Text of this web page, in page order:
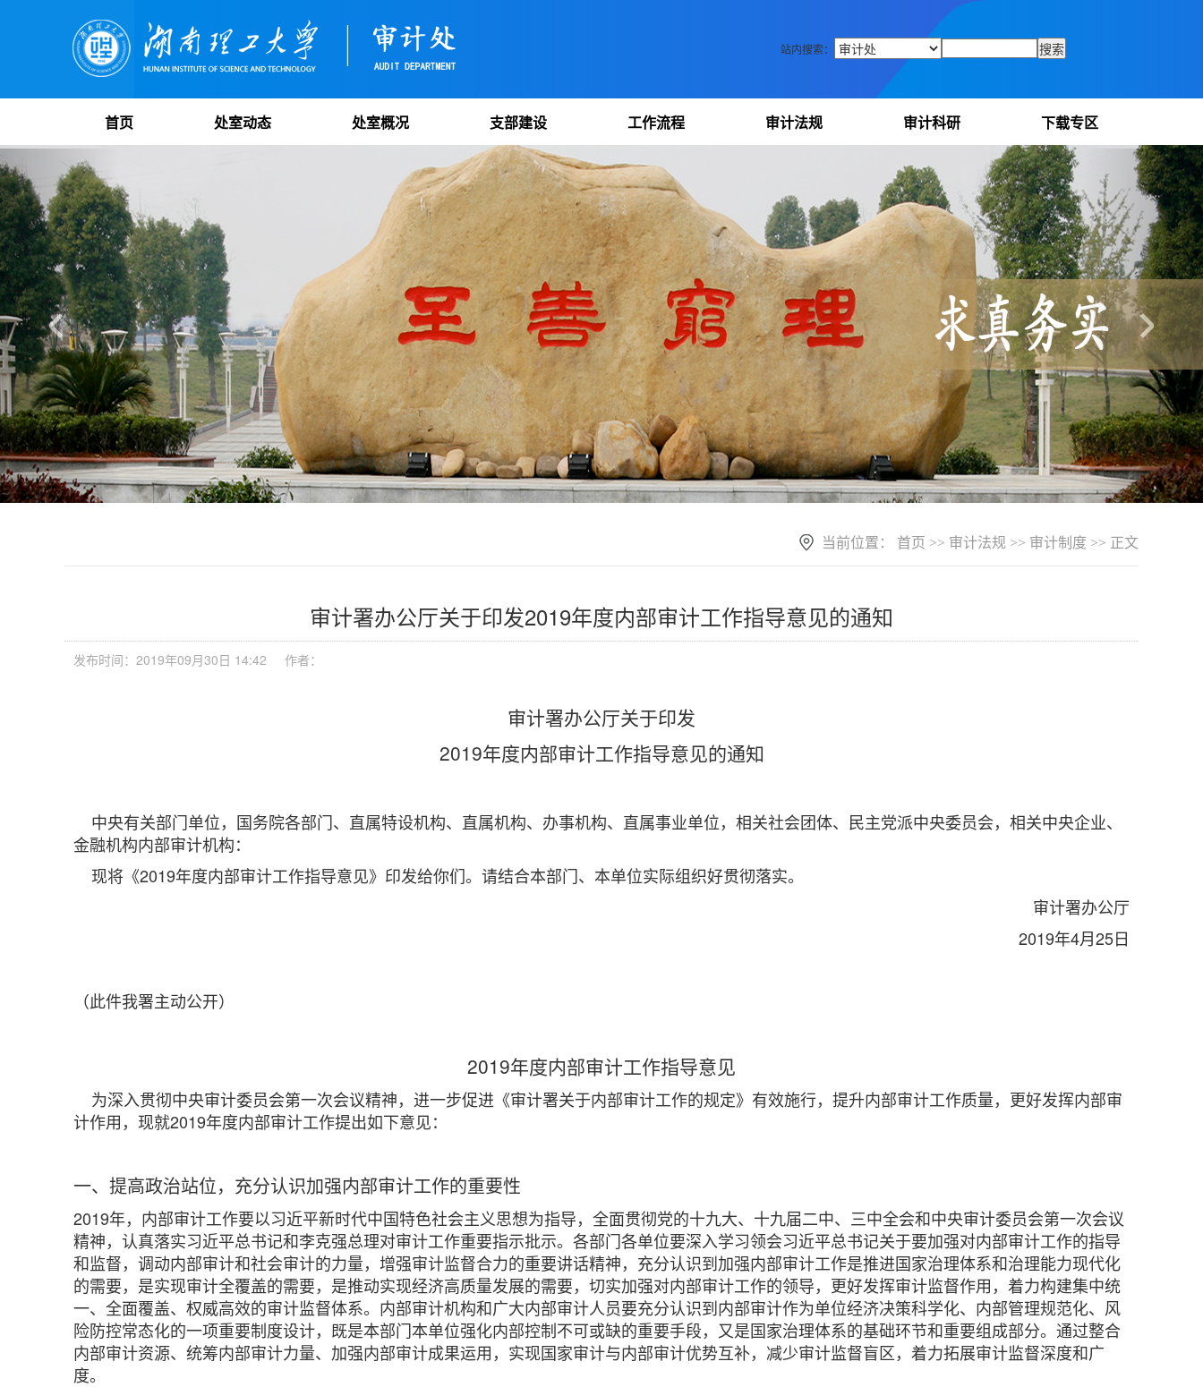
站内搜索：
首页 处室动态 处室概况 支部建设 工作流程 审计法规 审计科研 下载专区
当前位置： 首页 >> 审计法规 >> 审计制度 >> 正文
审计署办公厅关于印发2019年度内部审计工作指导意见的通知
发布时间：2019年09月30日 14:42 作者：
审计署办公厅关于印发
2019年度内部审计工作指导意见的通知
中央有关部门单位，国务院各部门、直属特设机构、直属机构、办事机构、直属事业单位，相关社会团体、民主党派中央委员会，相关中央企业、
金融机构内部审计机构：
现将《2019年度内部审计工作指导意见》印发给你们。请结合本部门、本单位实际组织好贯彻落实。
审计署办公厅
2019年4月25日
（此件我署主动公开）
2019年度内部审计工作指导意见
为深入贯彻中央审计委员会第一次会议精神，进一步促进《审计署关于内部审计工作的规定》有效施行，提升内部审计工作质量，更好发挥内部审
计作用，现就2019年度内部审计工作提出如下意见：
一、提高政治站位，充分认识加强内部审计工作的重要性
2019年，内部审计工作要以习近平新时代中国特色社会主义思想为指导，全面贯彻党的十九大、十九届二中、三中全会和中央审计委员会第一次会议
精神，认真落实习近平总书记和李克强总理对审计工作重要指示批示。各部门各单位要深入学习领会习近平总书记关于要加强对内部审计工作的指导
和监督，调动内部审计和社会审计的力量，增强审计监督合力的重要讲话精神，充分认识到加强内部审计工作是推进国家治理体系和治理能力现代化
的需要，是实现审计全覆盖的需要，是推动实现经济高质量发展的需要，切实加强对内部审计工作的领导，更好发挥审计监督作用，着力构建集中统
一、全面覆盖、权威高效的审计监督体系。内部审计机构和广大内部审计人员要充分认识到内部审计作为单位经济决策科学化、内部管理规范化、风
险防控常态化的一项重要制度设计，既是本部门本单位强化内部控制不可或缺的重要手段，又是国家治理体系的基础环节和重要组成部分。通过整合
内部审计资源、统筹内部审计力量、加强内部审计成果运用，实现国家审计与内部审计优势互补，减少审计监督盲区，着力拓展审计监督深度和广
度。